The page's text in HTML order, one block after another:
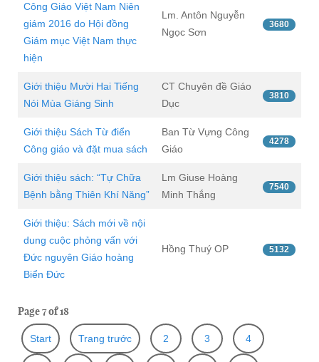
Công Giáo Việt Nam Niên
giám 2016 do Hội đồng
Giám mục Việt Nam thực
hiện
Lm. Antôn Nguyễn
Ngọc Sơn
3680
Giới thiệu Mười Hai Tiếng
Nói Mùa Giáng Sinh
CT Chuyên đề Giáo
Dục
3810
Giới thiệu Sách Từ điển
Công giáo và đặt mua sách
Ban Từ Vựng Công
Giáo
4278
Giới thiệu sách: “Tự Chữa
Bệnh bằng Thiên Khí Năng”
Lm Giuse Hoàng
Minh Thắng
7540
Giới thiệu: Sách mới về nội
dung cuộc phỏng vấn với
Đức nguyên Giáo hoàng
Biển Đức
Hồng Thuý OP 5132
Page 7 of 18
Start Trang trước 2 3 4